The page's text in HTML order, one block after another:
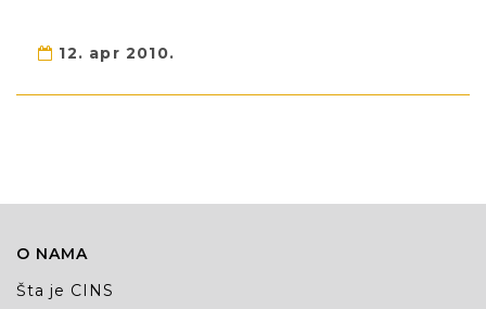
12. apr 2010.
O NAMA
Šta je CINS